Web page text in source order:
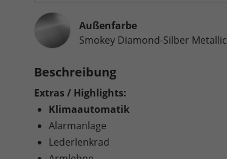
Außenfarbe
Smokey Diamond-Silber Metallic
Beschreibung
Extras / Highlights:
Klimaautomatik
Alarmanlage
Lederlenkrad